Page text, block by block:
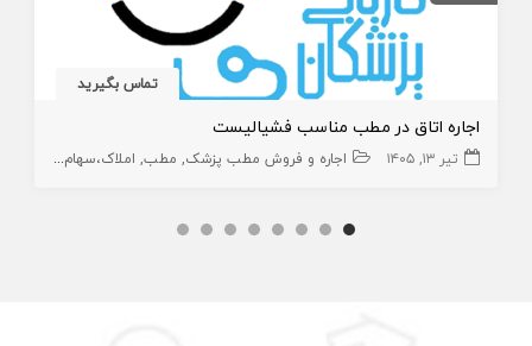
تماس بگیرید
اجاره اتاق در مطب مناسب فشیالیست
تیر ۱۳, ۱۴۰۵ اجاره و فروش مطب پزشک مطب املاک،سهام و امتیاز